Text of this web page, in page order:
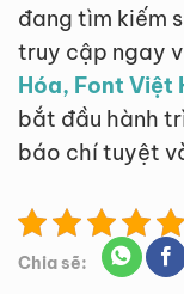
đang tìm kiếm
truy cập ngay
Hóa, Font Việt
bắt đầu hành
báo chí tuyệt
Chia sẽ: